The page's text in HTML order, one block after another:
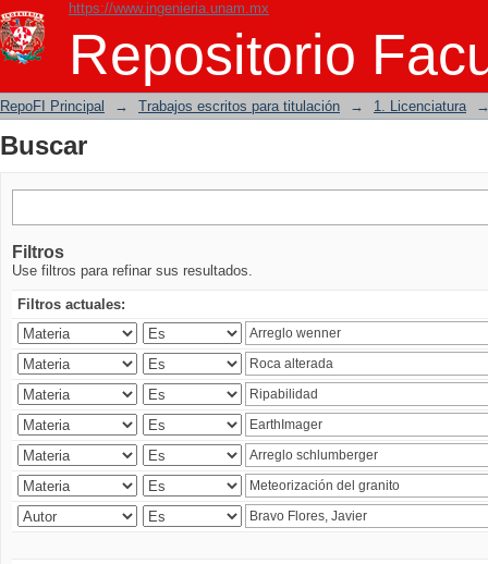
https://www.ingenieria.unam.mx
Repositorio
Buscar
RepoFI Principal → Trabajos escritos para titulación → 1. Licenciatura
Buscar
Filtros
Use filtros para refinar sus resultados.
Filtros actuales: